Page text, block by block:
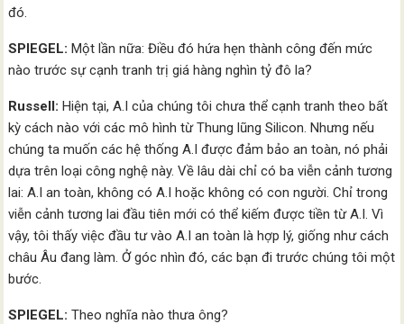
đó.
SPIEGEL: Một lần nữa: Điều đó hứa hẹn thành công đến mức
nào trước sự cạnh tranh trị giá hàng nghìn tỷ đô la?
Russell: Hiện tại, A.I của chúng tôi chưa thể cạnh tranh theo bất
kỳ cách nào với các mô hình từ Thung lũng Silicon. Nhưng nếu
chúng ta muốn các hệ thống A.I được đảm bảo an toàn, nó phải
dựa trên loại công nghệ này. Về lâu dài chỉ có ba viễn cảnh tương
lai: A.I an toàn, không có A.I hoặc không có con người. Chỉ trong
viễn cảnh tương lai đầu tiên mới có thể kiếm được tiền từ A.I. Vì
vậy, tôi thấy việc đầu tư vào A.I an toàn là hợp lý, giống như cách
châu Âu đang làm. Ở góc nhìn đó, các bạn đi trước chúng tôi một
bước.
SPIEGEL: Theo nghĩa nào thưa ông?